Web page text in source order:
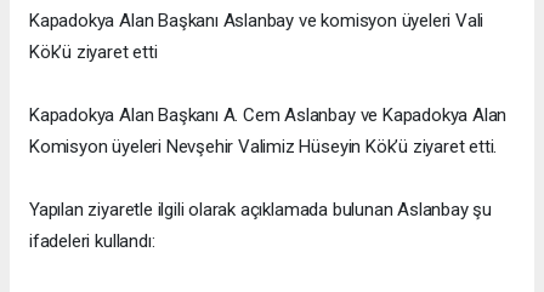
Kapadokya Alan Başkanı Aslanbay ve komisyon üyeleri Vali
Kök’ü ziyaret etti
Kapadokya Alan Başkanı A. Cem Aslanbay ve Kapadokya Alan
Komisyon üyeleri Nevşehir Valimiz Hüseyin Kök’ü ziyaret etti.
Yapılan ziyaretle ilgili olarak açıklamada bulunan Aslanbay şu
ifadeleri kullandı: